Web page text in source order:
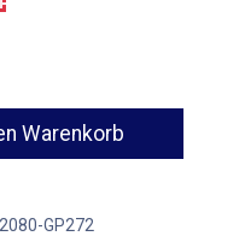
Warenkorb
2080-GP272